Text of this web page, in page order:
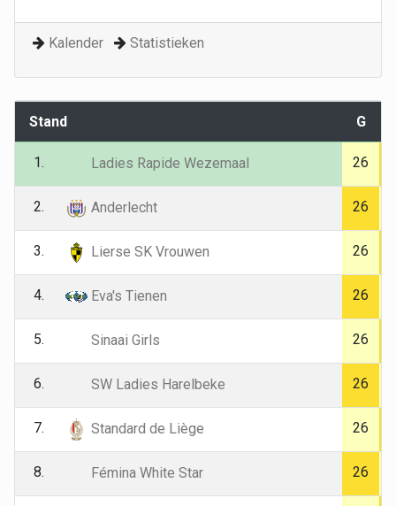
Kalender Statistieken
Stand G
1. Ladies Rapide Wezemaal 26
2. Anderlecht 26
3. Lierse SK Vrouwen 26
4. Eva's Tienen 26
5. Sinaai Girls 26
6. SW Ladies Harelbeke 26
7. Standard de Liège 26
8. Fémina White Star 26